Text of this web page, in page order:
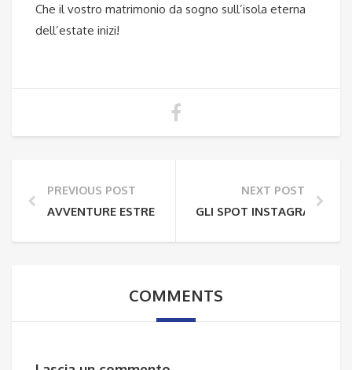
Che il vostro matrimonio da sogno sull’isola eterna
dell’estate inizi!
PREVIOUS POST
AVVENTURE ESTREME A TENERIFE: UN’ISOLA DA
NEXT POST
GLI SPOT INSTAGRAM-
COMMENTS